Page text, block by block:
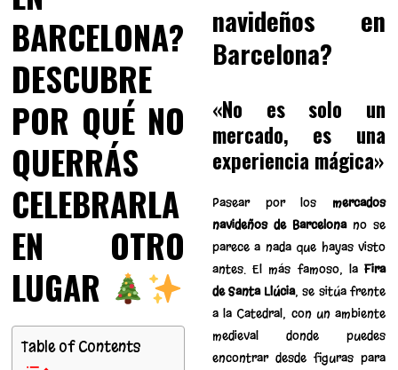
BARCELONA?
DESCUBRE
POR QUÉ NO
QUERRÁS
CELEBRARLA
EN OTRO
LUGAR
Table of Contents
navideños en
Barcelona?
«No es solo un
mercado, es una
experiencia mágica»
Pasear por los mercados
navideños de Barcelonano se
parece a nada que hayas visto
antes. El más famoso, la Fira
de Santa Llúcia, se sitúa frente
a la Catedral, con un ambiente
medieval donde puedes
encontrar desde figuras para